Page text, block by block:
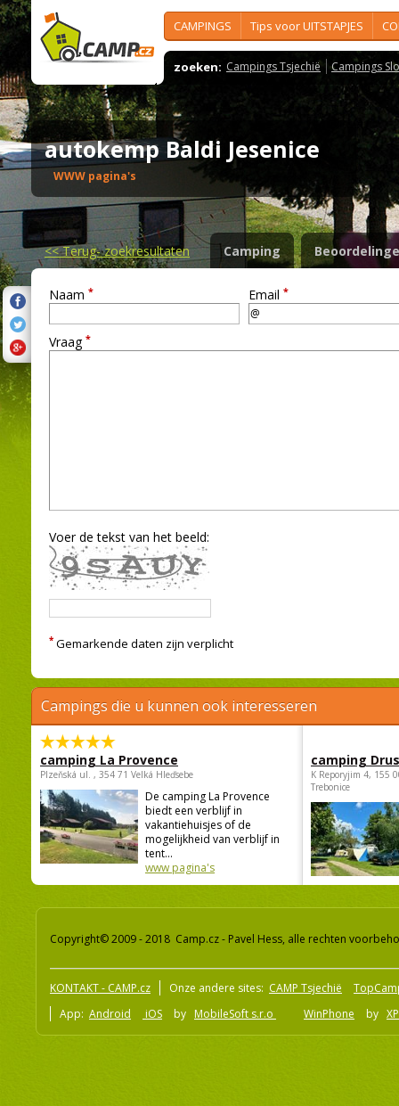
CAMPINGS Tips voor UITSTAPJES
zoeken: Campings Tsjechië Campings
autokemp Baldi Jesenice
WWW pagina's
<<Terug- zoekresultaten Camping
Naam * Email *
Vraag *
Voer de tekst van het beeld:
* Gemarkende daten zijn verplicht
Campings die u kunnen ook interesseren
camping La Provence
Plzeňská ul. , 354 71 Velká Hleďsebe
De camping La Provence
biedt een verblijf in
vakantiehuisjes of de
mogelijkheid van verblijf in
tent...
www pagina's
camping
K Reporyjim 4, 155
Trebonice
Copyright© 2009 - 2018 Camp.cz - Pavel Hess, alle rechten
KONTAKT - CAMP.cz Onze andere sites: CAMP Tsjechië
App: Android iOS by MobileSoft s.r.o WinPhone by